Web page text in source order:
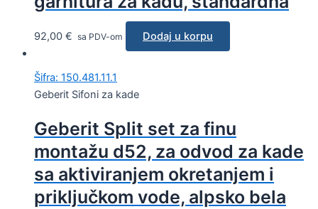
92,00 € sa PDV-om Dodaj u korpu
Šifra: 150.481.11.1
Geberit Sifoni za kade
Geberit Split set za finu
montažu d52, za odvod za kade
sa aktiviranjem okretanjem i
priključkom vode, alpsko bela